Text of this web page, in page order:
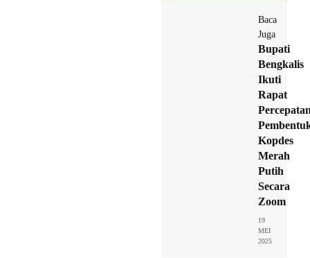
Baca
Juga
Bupati
Bengkalis
Ikuti
Rapat
Kopdes
Merah
Putih
Secara
Zoom
19
MEI
2025